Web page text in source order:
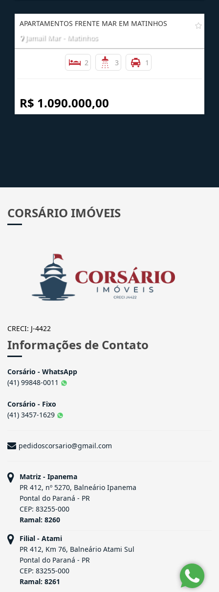
APARTAMENTOS FRENTE MAR EM MATINHOS
Jamail Mar - Matinhos
2 3 1
R$ 1.090.000,00
CORSÁRIO IMÓVEIS
CRECI: J-4422
Informações de Contato
Corsário - WhatsApp
(41) 99848-0011
Corsário - Fixo
(41) 3457-1629
pedidoscorsario@gmail.com
Matriz - Ipanema
PR 412, nº 5270, Balneário Ipanema
Pontal do Paraná - PR
CEP: 83255-000
Ramal: 8260
Filial - Atami
PR 412, Km 76, Balneário Atami Sul
Pontal do Paraná - PR
CEP: 83255-000
Ramal: 8261